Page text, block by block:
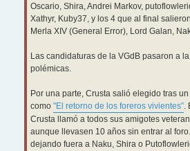
Oscario, Shira, Andrei Markov,
Xathyr, Kuby37, y los 4 que al final
Merla XIV (General Error), Lord Galan,
Las candidaturas de la VGdB pasaron a
polémicas.
Por una parte, Crusta salió elegido tras
como "El retorno de los foreros vivientes”.
Crusta llamó a todos sus amigotes
aunque llevasen 10 años sin entrar al
dejando fuera a Naku, Shira o